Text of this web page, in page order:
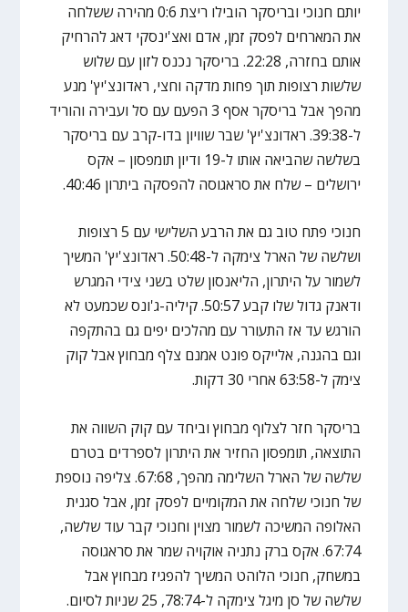
יותם חנוכי ובריסקר הובילו ריצת 0:6 מהירה ששלחה
את המארחים לפסק זמן, אדם ואצ'ינסקי דאג להרחיק
אותם בחזרה, 22:28. בריסקר נכנס לזון עם שלוש
שלשות רצופות תוך פחות מדקה וחצי, ראדונצ'יץ' מנע
מהפך אבל בריסקר אסף 3 הפעם עם סל ועבירה והוריד
ל-39:38. ראדונצ'יץ' שבר שוויון בדו-קרב עם בריסקר
בשלשה שהביאה אותו ל-19 ודיון תומפסון – אקס
ירושלים – שלח את סראגוסה להפסקה ביתרון 40:46.
חנוכי פתח טוב גם את הרבע השלישי עם 5 רצופות
ושלשה של הארל צימקה ל-50:48. ראדונצ'יץ' המשיך
לשמור על היתרון, הליאנסון שלט בשני צידי המגרש
ודאנק גדול שלו קבע 50:57. קיליה-ג'ונס שכמעט לא
הורגש עד אז התעורר עם מהלכים יפים גם בהתקפה
וגם בהגנה, אלייקס פונט אמנם צלף מבחוץ אבל קוק
צימק ל-63:58 אחרי 30 דקות.
בריסקר חזר לצלוף מבחוץ וביחד עם קוק השווה את
התוצאה, תומפסון החזיר את היתרון לספרדים בטרם
שלשה של הארל השלימה מהפך, 67:68. צליפה נוספת
של חנוכי שלחה את המקומיים לפסק זמן, אבל סגנית
האלופה המשיכה לשמור מצוין וחנוכי קבר עוד שלשה,
67:74. אקס ברק נתניה אוקויה שמר את סראגוסה
במשחק, חנוכי הלוהט המשיך להפגיז מבחוץ אבל
שלשה של סן מיגל צימקה ל-78:74, 25 שניות לסיום.